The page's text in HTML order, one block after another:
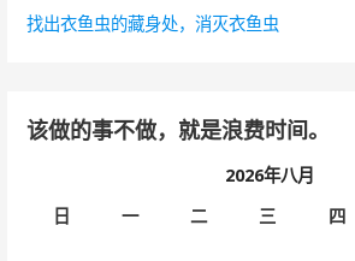
找出衣鱼虫的藏身处，消灭衣鱼虫
该做的事不做，就是浪费时间。
2026年八月
日
一 二 三 四